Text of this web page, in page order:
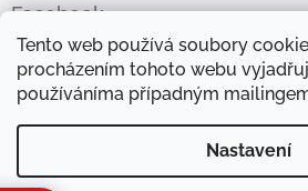
Tento web používá soubory
procházením tohoto webu
používáníma případným
Nastavení
Facebook
FORMULÁŘE KE